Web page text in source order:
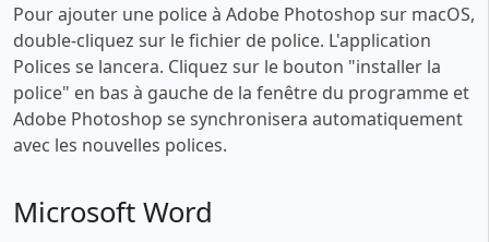
Pour ajouter une police à Adobe Photoshop sur macOS,
double-cliquez sur le fichier de police. L'application
Polices se lancera. Cliquez sur le bouton "installer la
police" en bas à gauche de la fenêtre du programme et
Adobe Photoshop se synchronisera automatiquement
avec les nouvelles polices.
Microsoft Word